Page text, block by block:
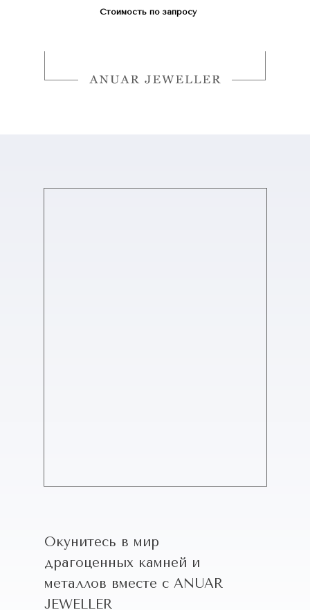
Стоимость по запросу
Окунитесь в мир
драгоценных камней и
металлов вместе с ANUAR
JEWELLER